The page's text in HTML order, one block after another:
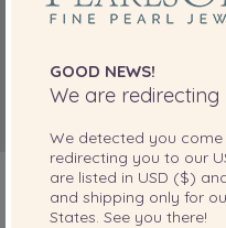
GOOD NEWS!
We are redirecting
We detected you
redirecting you to our
are listed in USD ($)
and shipping only for
States. See you there!